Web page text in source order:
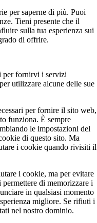
per saperne di più. Puoi
Tieni presente che il
sulla tua esperienza sui
di offrire.
per fornirvi i servizi
utilizzare alcune delle sue
per fornire il sito web,
funziona. È sempre
le impostazioni del
di questo sito. Ma
i cookie quando rivisiti il
i cookie, ma per evitare
di memorizzare i
in qualsiasi momento
migliore. Se rifiuti i
nel nostro dominio.